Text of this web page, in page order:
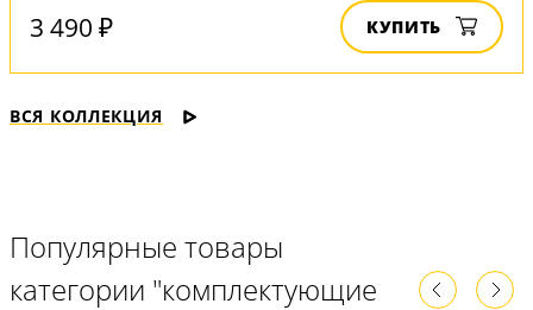
3 490 ₽ КУПИТЬ
ВСЯ КОЛЛЕКЦИЯ
Популярные товары
категории "комплектующие